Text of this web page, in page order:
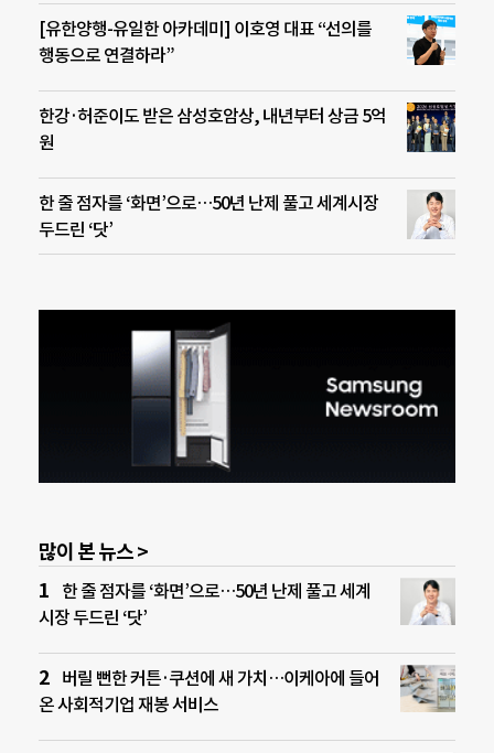
[유한양행-유일한 아카데미] 이호영 대표 “선의를
행동으로 연결하라”
한강·허준이도 받은 삼성호암상, 내년부터 상금 5억
원
한 줄 점자를 ‘화면’으로…50년 난제 풀고 세계시장
두드린 ‘닷’
많이 본 뉴스 >
한 줄 점자를 ‘화면’으로…50년 난제 풀고 세계
시장 두드린 ‘닷’
버릴 뻔한 커튼·쿠션에 새 가치…이케아에 들어
온 사회적기업 재봉 서비스